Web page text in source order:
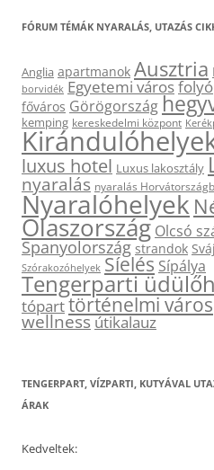
FÓRUM TÉMÁK NYARALÁS, UTAZÁS
Anglia apartmanok Ausztria
borvidék Egyetemi város
főváros Görögország
kemping kereskedelmi központ
luxus hotel Luxus lakosztály
nyaralás nyaralás
Nyaralóhelyek
Olaszország Olcsó
Spanyolország strandok
Szórakozóhelyek Síelés Sípálya
Tengerparti
tóparttörténelmi város
wellnessútikalauz
TENGERPART, VÍZPARTI, KUTYÁVAL
ÁRAK
Kedveltek: